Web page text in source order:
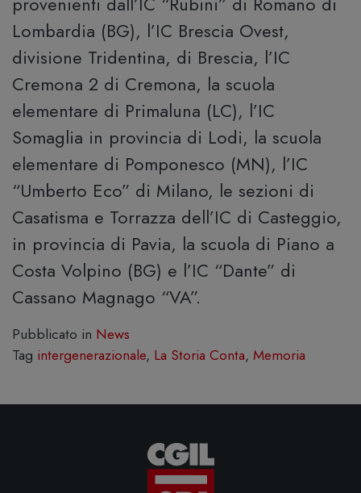
Lombardia (BG), l’IC Brescia Ovest,
divisione Tridentina, di Brescia, l’IC
Cremona 2 di Cremona, la scuola
elementare di Primaluna (LC), l’IC
Somaglia in provincia di Lodi, la scuola
elementare di Pomponesco (MN), l’IC
“Umberto Eco” di Milano, le sezioni di
Casatisma e Torrazza dell’IC di Casteggio,
in provincia di Pavia, la scuola di Piano a
Costa Volpino (BG) e l’IC “Dante” di
Cassano Magnago “VA”.
Pubblicato in News
Tag intergenerazionale, La Storia Conta, Memoria